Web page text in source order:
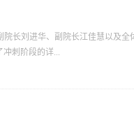
长刘进华、副院长江佳慧以及全
刺阶段的详...